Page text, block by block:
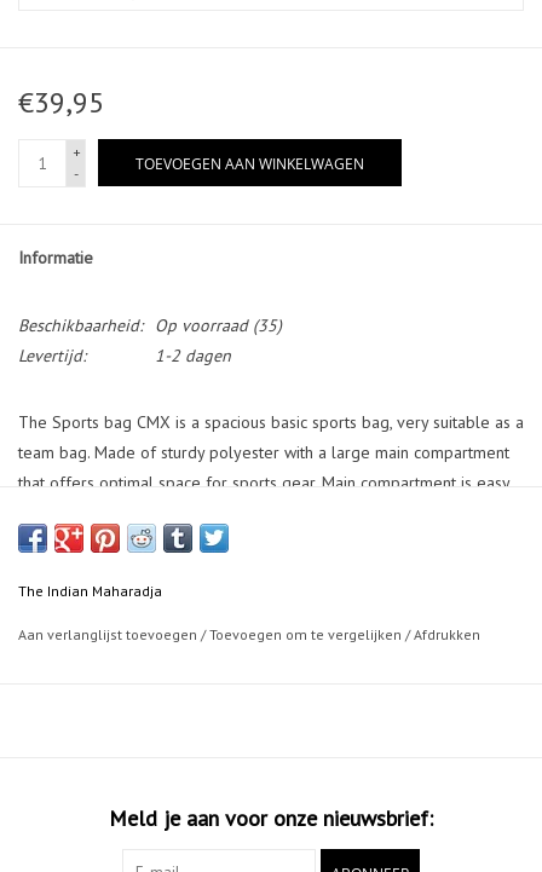
€39,95
+
-
TOEVOEGEN AAN WINKELWAGEN
Informatie
Beschikbaarheid: Op voorraad(35)
Levertijd:
1-2 dagen
The Sports bag CMX is a spacious basic sports bag, very suitable as a
team bag. Made of sturdy polyester with a large main compartment
that offers optimal space for sports gear. Main compartment is easy
and compartment for loose items. Two handles and a shoulder strap
Size: 29x29x60cm (± 50 ltr)
The Indian Maharadja
Aan verlanglijst toevoegen /Toevoegen om te vergelijken /Afdrukken
Meld je aan voor onze nieuwsbrief: